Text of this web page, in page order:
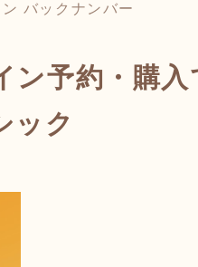
バックナンバー
予約・購入
ック